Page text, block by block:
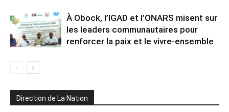
À Obock, l’IGAD et l’ONARS misent sur
les leaders communautaires pour
renforcer la paix et le vivre-ensemble
Direction de La Nation